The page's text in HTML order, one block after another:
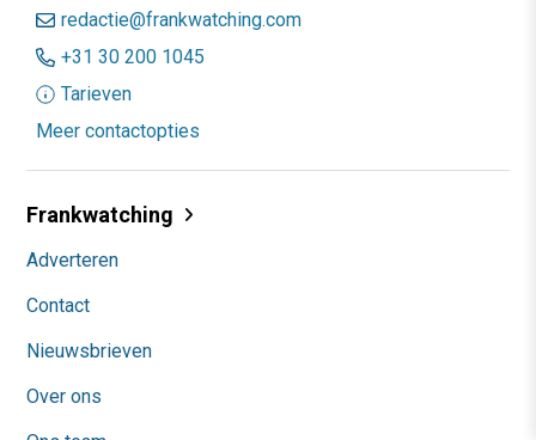
redactie@frankwatching.com
+31 30 200 1045
Tarieven
Meer contactopties
Frankwatching
Adverteren
Contact
Nieuwsbrieven
Over ons